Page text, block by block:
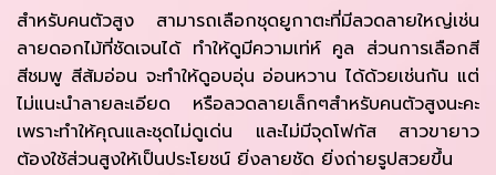
สำหรับคนตัวสูง สามารถเลือกชุดยูกาตะที่มีลวดลายใหญ่เช่น
ลายดอกไม้ที่ชัดเจนได้ ทำให้ดูมีความเท่ห์ คูล ส่วนการเลือกสี
สีชมพู สีส้มอ่อน จะทำให้ดูอบอุ่น อ่อนหวาน ได้ด้วยเช่นกัน แต่
ไม่แนะนำลายละเอียด หรือลวดลายเล็กๆสำหรับคนตัวสูงนะคะ
เพราะทำให้คุณและชุดไม่ดูเด่น และไม่มีจุดโฟกัส สาวขายาว
ต้องใช้ส่วนสูงให้เป็นประโยชน์ ยิ่งลายชัด ยิ่งถ่ายรูปสวยขึ้น